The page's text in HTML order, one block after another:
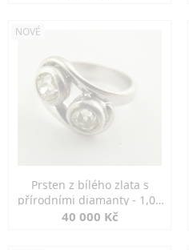
NOVÉ
Prsten z bílého zlata s
přírodními diamanty - 1,00
ct
40 000 Kč